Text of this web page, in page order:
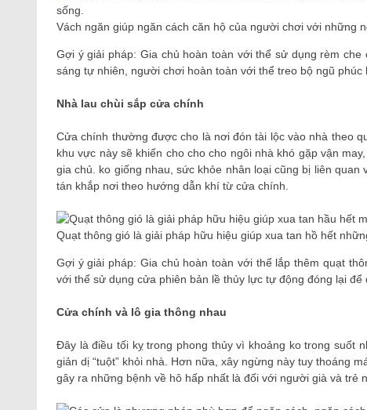
Vách ngăn giúp ngăn cách căn hộ của người chơi với những
Gợi ý giải pháp: Gia chủ hoàn toàn với thể sử dụng rèm
sáng tự nhiên, người chơi hoàn toàn với thể treo bộ ngũ
Nhà lau chùi sắp cửa chính
Cửa chính thường được cho là nơi đón tài lộc vào nhà theo
khu vực này sẽ khiến cho cho cho ngôi nhà khó gặp vận
gia chủ. ko giống nhau, sức khỏe nhân loại cũng bị liên
tán khắp nơi theo hướng dẫn khí từ cửa chính.
Quạt thông gió là giải pháp hữu hiệu giúp xua tan hồ hết
Gợi ý giải pháp: Gia chủ hoàn toàn với thể lắp thêm quạt
với thể sử dụng cửa phiên bản lề thủy lực tự động đóng lại
Cửa chính và lô gia thông nhau
Đây là điều tối kỵ trong phong thủy vì khoảng ko trong suốt
giản dị “tuột” khỏi nhà. Hơn nữa, xây ngừng này tuy thoáng
gây ra những bệnh về hô hấp nhất là đối với người già và trẻ